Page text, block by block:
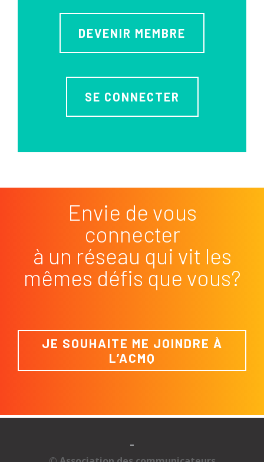
DEVENIR MEMBRE
SE CONNECTER
Envie de vous
connecter
à un réseau qui vit les
mêmes défis que vous?
JE SOUHAITE ME JOINDRE À
L’ACMQ
-